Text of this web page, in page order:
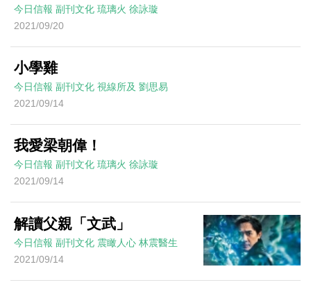
今日信報 副刊文化 琉璃火 徐詠璇
2021/09/20
小學雞
今日信報 副刊文化 視線所及 劉思易
2021/09/14
我愛梁朝偉！
今日信報 副刊文化 琉璃火 徐詠璇
2021/09/14
解讀父親「文武」
今日信報 副刊文化 震瞰人心 林震醫生
2021/09/14